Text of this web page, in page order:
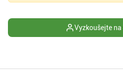
Vyzkoušejte na